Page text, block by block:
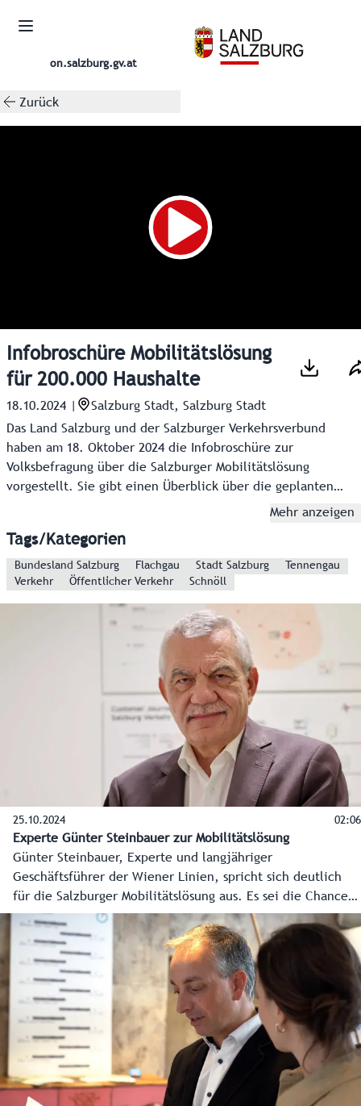
on.salzburg.gv.at
Zurück
Infobroschüre Mobilitätslösung
für 200.000 Haushalte
18.10.2024
Salzburg Stadt, Salzburg Stadt
Das Land Salzburg und der Salzburger Verkehrsverbund
haben am 18. Oktober 2024 die Infobroschüre zur
Volksbefragung über die Salzburger Mobilitätslösung
vorgestellt. Sie gibt einen Überblick über die geplanten
Projekte, die Risiken, den Stand der Finanzierung und Infos
amtliche Mitteilung an alle rund 200.000 Haushalte im
Flachgau und Tennengau sowie der Stadt Salzburg
zugestellt.
Mehr anzeigen
Tags/Kategorien
Bundesland Salzburg Flachgau Stadt Salzburg
Tennengau
Verkehr
Öffentlicher Verkehr Schnöll
25.10.2024 02:06
Experte Günter Steinbauer zur Mobilitätslösung
Günter Steinbauer, Experte und langjähriger
Geschäftsführer der Wiener Linien, spricht sich deutlich
für die Salzburger Mobilitätslösung aus. Es sei die Chance,
den Menschen Lebensraum zurückzugeben. Die vor allem
in der Stadt Salzburg herrschende Angst vor Bauschäden
bei der unterirdischen Verlängerung der Lokalbahn ist laut
Steinbauer unbegründet.